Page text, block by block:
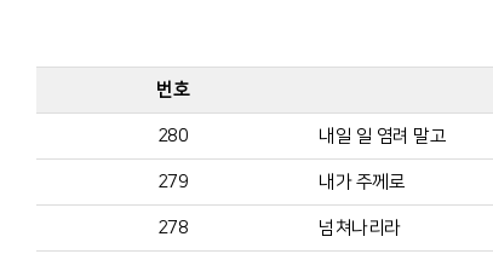
번호
280 내일 일 염려 말고
279 내가 주께로
278 넘쳐나리라